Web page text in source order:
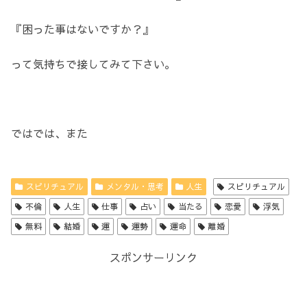
『困った事はないですか？』
って気持ちで接してみて下さい。
ではでは、また
スピリチュアル メンタル・思考 人生
スピリチュアル
不倫
人生 仕事 占い 当たる 恋愛
浮気
無料
結婚 運 運勢 運命 離婚
スポンサーリンク